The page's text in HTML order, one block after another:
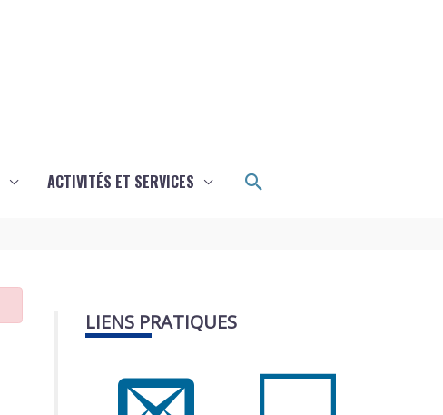
ACTIVITÉS ET SERVICES Rechercher
LIENS PRATIQUES